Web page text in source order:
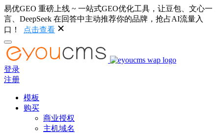
易优GEO 重磅上线 ~ 一站式GEO优化工具，让豆包、文心一
言、DeepSeek 在回答中主动推荐你的品牌，抢占AI流量入
口！
点击查看
登录
注册
模板
购买
商业授权
主机域名